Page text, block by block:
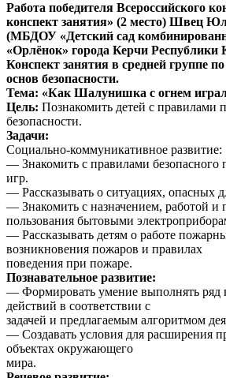
Работа победителя Всероссийского
конспект занятия» (2 место) Швец
(МБДОУ «Детский сад
«Орлёнок» города Керчи
Конспект занятия в средней группе
основ безопасности.
Тема: «Как Шалунишка с огнем
Цель: Познакомить детей с правилами
безопасности.
Задачи:
Социально-коммуникативное развитие:
— Знакомить с правилами безопасного
игр.
— Рассказывать о ситуациях, опасных
— Знакомить с назначением, работой и
пользования бытовыми
— Рассказывать детям о работе
возникновения пожаров и правилах
поведения при пожаре.
Познавательное развитие:
— Формировать умение выполнять ряд
действий в соответствии с
задачей и предлагаемым алгоритмом
— Создавать условия для расширения
объектах окружающего
мира.